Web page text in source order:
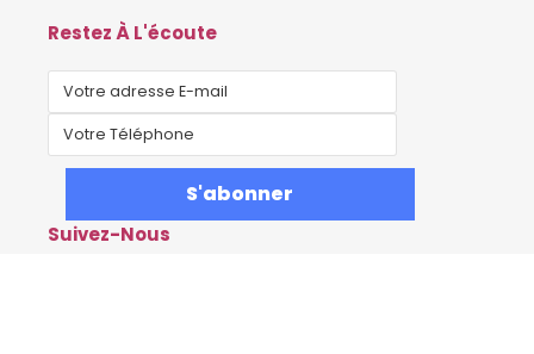
Restez À L'écoute
Suivez-Nous